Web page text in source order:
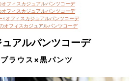
オフィスカジュアルパンツコーデ
オフィスカジュアルパンツコーデ
×オフィスカジュアルパンツコーデ
オフィスカジュアルパンツコーデ
アルパンツコーデ
ラウス×黒パンツ